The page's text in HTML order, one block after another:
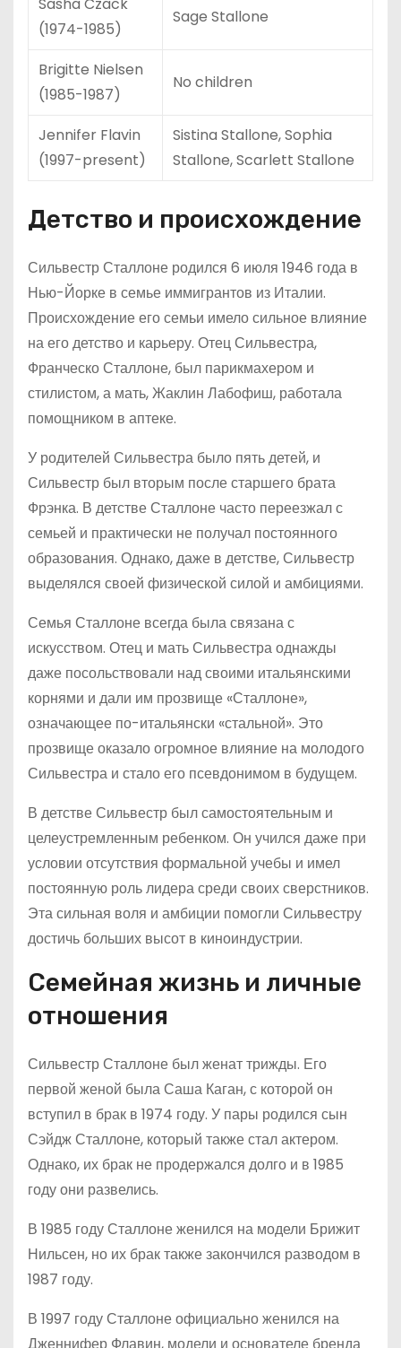
(1974-1985)
Sage Stallone
Brigitte Nielsen
(1985-1987)
No children
Jennifer Flavin
(1997-present)
Sistina Stallone, Sophia
Stallone, Scarlett Stallone
Детство и происхождение
Сильвестр Сталлоне родился 6 июля 1946 года в
Нью-Йорке в семье иммигрантов из Италии.
Происхождение его семьи имело сильное влияние
на его детство и карьеру. Отец Сильвестра,
Франческо Сталлоне, был парикмахером и
стилистом, а мать, Жаклин Лабофиш, работала
помощником в аптеке.
У родителей Сильвестра было пять детей, и
Сильвестр был вторым после старшего брата
Фрэнка. В детстве Сталлоне часто переезжал с
семьей и практически не получал постоянного
образования. Однако, даже в детстве, Сильвестр
выделялся своей физической силой и амбициями.
Семья Сталлоне всегда была связана с
искусством. Отец и мать Сильвестра однажды
даже посольствовали над своими итальянскими
корнями и дали им прозвище «Сталлоне»,
означающее по-итальянски «стальной». Это
прозвище оказало огромное влияние на молодого
Сильвестра и стало его псевдонимом в будущем.
В детстве Сильвестр был самостоятельным и
целеустремленным ребенком. Он учился даже при
условии отсутствия формальной учебы и имел
постоянную роль лидера среди своих сверстников.
Эта сильная воля и амбиции помогли Сильвестру
достичь больших высот в киноиндустрии.
Семейная жизнь и личные
отношения
Сильвестр Сталлоне был женат трижды. Его
первой женой была Саша Каган, с которой он
вступил в брак в 1974 году. У пары родился сын
Сэйдж Сталлоне, который также стал актером.
Однако, их брак не продержался долго и в 1985
году они развелись.
В 1985 году Сталлоне женился на модели Брижит
Нильсен, но их брак также закончился разводом в
1987 году.
В 1997 году Сталлоне официально женился на